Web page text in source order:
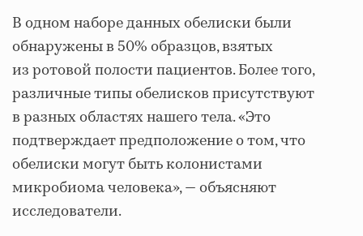
В одном наборе данных обелиски были
обнаружены в 50% образцов, взятых
из ротовой полости пациентов. Более того,
различные типы обелисков присутствуют
в разных областях нашего тела. «Это
подтверждает предположение о том, что
обелиски могут быть колонистами
микробиома человека», — объясняют
исследователи.